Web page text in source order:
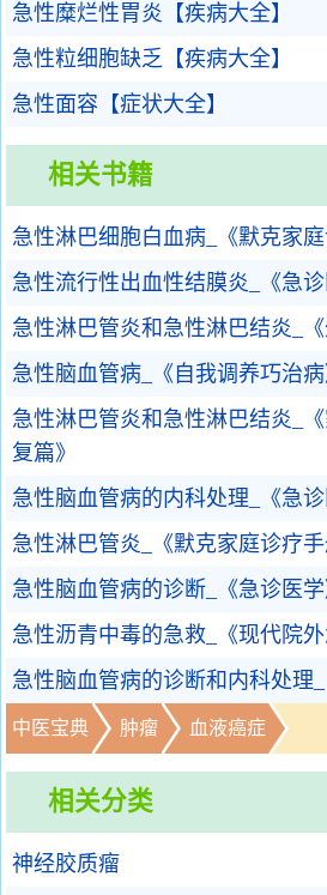
急性糜烂性胃炎【疾病大全】
急性粒细胞缺乏【疾病大全】
急性面容【症状大全】
相关书籍
急性淋巴细胞白血病_《默克家庭
急性流行性出血性结膜炎_《急诊
急性淋巴管炎和急性淋巴结炎_《
急性脑血管病_《自我调养巧治病
急性淋巴管炎和急性淋巴结炎_
复篇》
急性脑血管病的内科处理_《急诊
急性淋巴管炎_《默克家庭诊疗手
急性脑血管病的诊断_《急诊医学
急性沥青中毒的急救_《现代院外
急性脑血管病的诊断和内科处理_
中医宝典 肿瘤 血液癌症
相关分类
神经胶质瘤